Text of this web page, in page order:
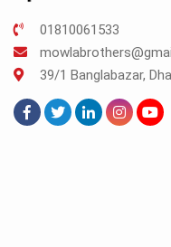
01810061533
39/1 Banglabazar,